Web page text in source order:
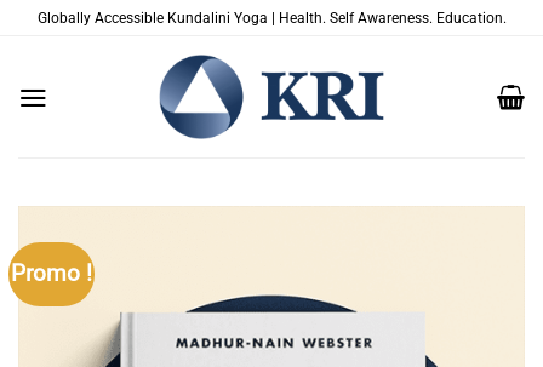
PasserGlobally Accessible Kundalini Yoga | Health. Self Awareness. Education.
Promo !